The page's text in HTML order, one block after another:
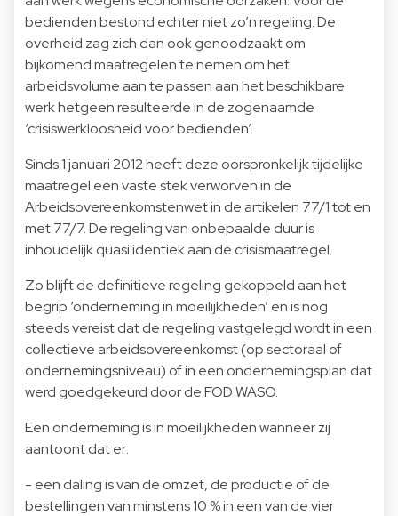
bedienden bestond echter niet zo’n regeling. De
overheid zag zich dan ook genoodzaakt om
bijkomend maatregelen te nemen om het
arbeidsvolume aan te passen aan het beschikbare
werk hetgeen resulteerde in de zogenaamde
‘crisiswerkloosheid voor bedienden’.
Sinds 1 januari 2012 heeft deze oorspronkelijk tijdelijke
maatregel een vaste stek verworven in de
Arbeidsovereenkomstenwet in de artikelen 77/1 tot en
met 77/7. De regeling van onbepaalde duur is
inhoudelijk quasi identiek aan de crisismaatregel.
Zo blijft de definitieve regeling gekoppeld aan het
begrip ‘onderneming in moeilijkheden’ en is nog
steeds vereist dat de regeling vastgelegd wordt in een
collectieve arbeidsovereenkomst (op sectoraal of
ondernemingsniveau) of in een ondernemingsplan dat
werd goedgekeurd door de FOD WASO.
Een onderneming is in moeilijkheden wanneer zij
aantoont dat er:
- een daling is van de omzet, de productie of de
bestellingen van minstens 10 % in een van de vier